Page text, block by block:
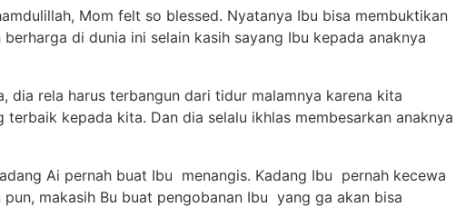
Mom felt so blessed. Nyatanya Ibu bisa membuktikan
di dunia ini selain kasih sayang Ibu kepada anaknya
dia rela harus terbangun dari tidur malamnya karena kita
kepada kita. Dan dia selalu ikhlas membesarkan anaknya
Ai pernah buat Ibu menangis. Kadang Ibu pernah kecewa
makasih Bu buat pengobanan Ibu yang ga akan bisa